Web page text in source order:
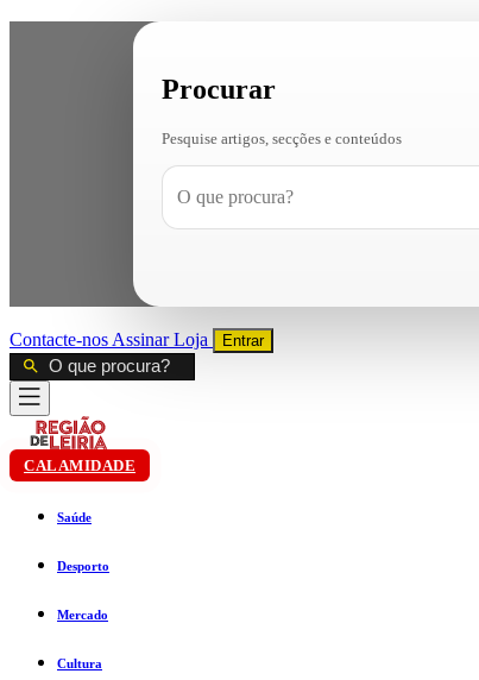
Procurar
Pesquise artigos, secções e conteúdos
Contacte-nos AssinarLoja Entrar
CALAMIDADE
Saúde
Desporto
Mercado
Cultura